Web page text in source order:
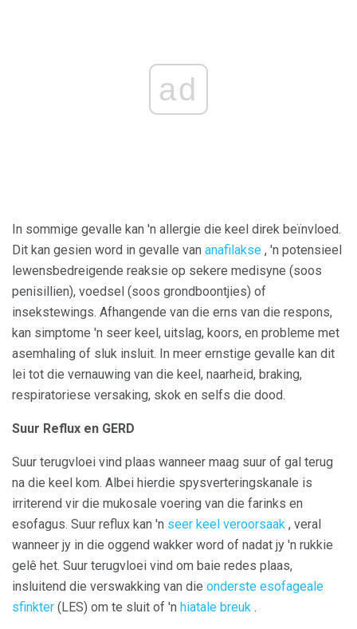
ad
In sommige gevalle kan 'n allergie die keel direk beïnvloed.
Dit kan gesien word in gevalle van anafilakse , 'n potensieel
lewensbedreigende reaksie op sekere medisyne (soos
penisillien), voedsel (soos grondboontjies) of
insekstewings. Afhangende van die erns van die respons,
kan simptome 'n seer keel, uitslag, koors, en probleme met
asemhaling of sluk insluit. In meer ernstige gevalle kan dit
lei tot die vernauwing van die keel, naarheid, braking,
respiratoriese versaking, skok en selfs die dood.
Suur Reflux en GERD
Suur terugvloei vind plaas wanneer maag suur of gal terug
na die keel kom. Albei hierdie spysverteringskanale is
irriterend vir die mukosale voering van die farinks en
esofagus. Suur reflux kan 'n seer keel veroorsaak , veral
wanneer jy in die oggend wakker word of nadat jy 'n rukkie
gelê het. Suur terugvloei vind om baie redes plaas,
insluitend die verswakking van die onderste esofageale
sfinkter (LES) om te sluit of 'n hiatale breuk .